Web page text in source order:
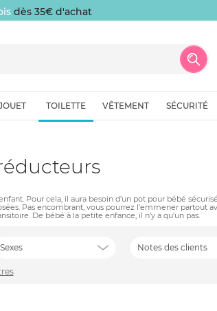
dès 35€ d'achat
TOILETTE VÊTEMENT SÉCURITÉ
Pour cela, il aura besoin d’un pot pour bébé
Pas encombrant, vous pourrez l’emmener partout
De bébé à la petite enfance, il n’y a qu’un pas.
Sexes Notes des clients